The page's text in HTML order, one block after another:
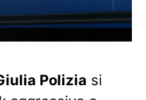
Polizia si